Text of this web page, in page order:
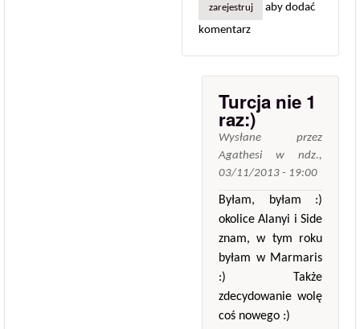
zarejestruj
aby dodać
komentarz
Turcja nie 1
raz:)
Wysłane przez
Agathesi w ndz.,
03/11/2013 - 19:00
Byłam, byłam :)
okolice Alanyi i Side
znam, w tym roku
byłam w Marmaris
:) Także
zdecydowanie wolę
coś nowego :)